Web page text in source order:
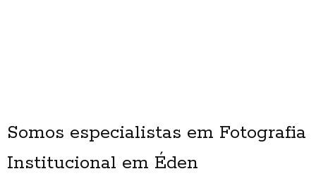
Somos especialistas em Fotografia
Institucional em Éden